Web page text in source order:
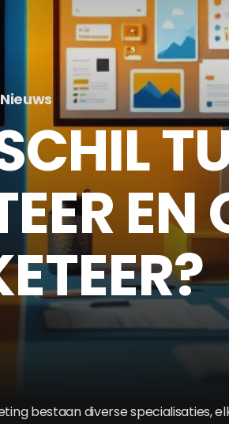
Nieuws
EN
bestaan diverse specialisaties,